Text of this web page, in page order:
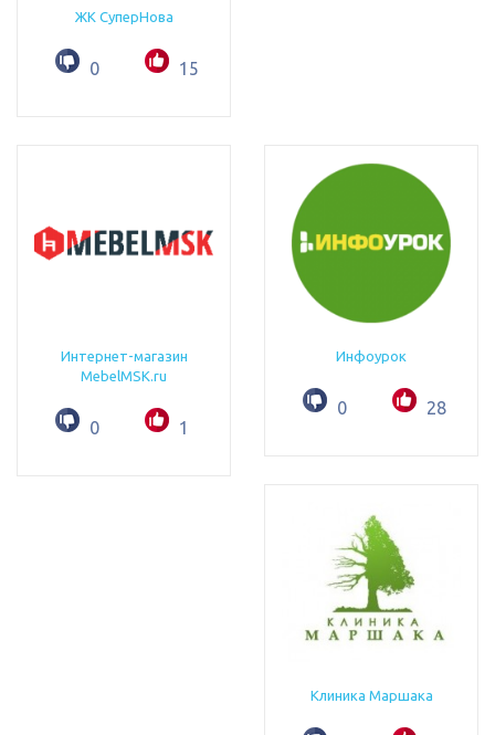
ЖК СуперНова
0 15
Интернет-магазин
MebelMSK.ru
0 1
Инфоурок
0 28
Клиника Маршака